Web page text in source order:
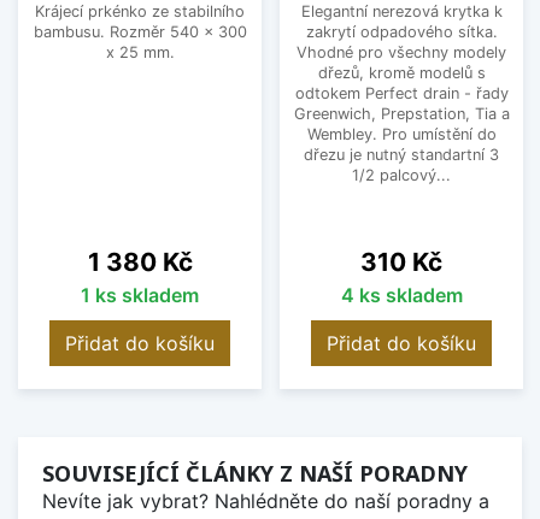
Krájecí prkénko ze stabilního
bambusu. Rozměr 540 x 300
x 25 mm.
Cena
1 380 Kč
1 ks skladem
Přidat do košíku
Elegantní nerezová krytka k
zakrytí odpadového sítka.
Vhodné pro všechny modely
dřezů, kromě modelů s
odtokem Perfect drain - řady
Greenwich, Prepstation, Tia a
Wembley. Pro umístění do
dřezu je nutný standartní 3
1/2 palcový...
Cena
310 Kč
4 ks skladem
Přidat do košíku
SOUVISEJÍCÍ ČLÁNKY Z NAŠÍ PORADNY
Nevíte jak vybrat? Nahlédněte do naší poradny a